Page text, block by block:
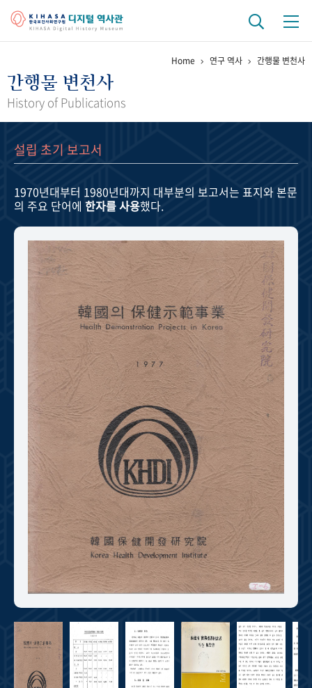
걸어온 길 기관 변천사
정책과 연구 키워드로 보는 연구 역사
연구자들
기록물 아카이브
사진 아카이브 문서 기록물 행정박물 영상 기록물
주년 기념
성과 50선 숫자로 보는 50년 50+1주년 광장
세계와 함께 한 KIHASA
VR 역사관
Home 연구 역사 간행물 변천사
간행물 변천사
History of Publications
설립 초기 보고서
1970년대부터 1980년대까지 대부분의 보고서는 표지와 본문
의 주요 단어에 한자를 사용했다.